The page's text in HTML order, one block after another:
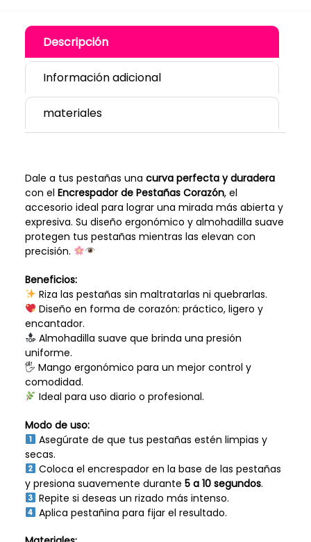
Descripción
Información adicional
materiales
Dale a tus pestañas una curva perfecta y duradera
con el Encrespador de Pestañas Corazón, el
accesorio ideal para lograr una mirada más abierta y
expresiva. Su diseño ergonómico y almohadilla suave
protegen tus pestañas mientras las elevan con
precisión.
Beneficios:
Riza las pestañas sin maltratarlas ni quebrarlas.
Diseño en forma de corazón: práctico, ligero y
encantador.
Almohadilla suave que brinda una presión
uniforme.
🖐️ Mango ergonómico para un mejor control y
comodidad.
Ideal para uso diario o profesional.
Modo de uso:
Asegúrate de que tus pestañas estén limpias y
secas.
Coloca el encrespador en la base de las pestañas
y presiona suavemente durante 5 a 10 segundos.
Repite si deseas un rizado más intenso.
Aplica pestañina para fijar el resultado.